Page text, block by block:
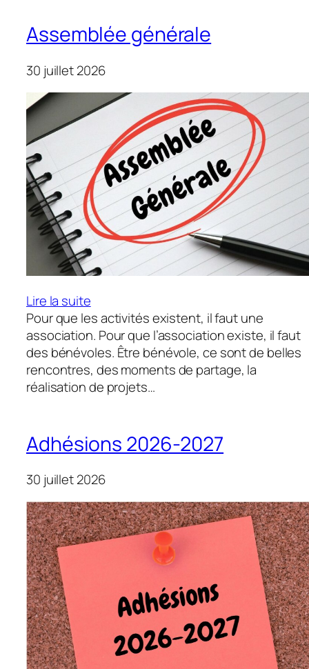
Assemblée générale
30 juillet 2026
Lire la suite:
Assemblée
générale
Pour que les activités existent, il faut une
association. Pour que l’association existe, il faut
des bénévoles. Être bénévole, ce sont de belles
rencontres, des moments de partage, la
réalisation de projets…
Adhésions 2026-2027
30 juillet 2026